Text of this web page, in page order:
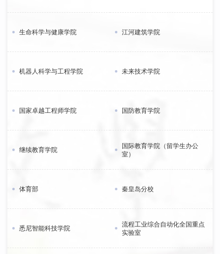
生命科学与健康学院 江河建筑学院
机器人科学与工程学院 未来技术学院
国家卓越工程师学院 国防教育学院
继续教育学院
国际教育学院（留学生办公
室）
体育部 秦皇岛分校
悉尼智能科技学院
流程工业综合自动化全国重点
实验室